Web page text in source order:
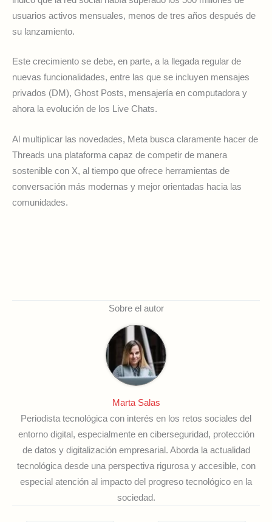
usuarios activos mensuales, menos de tres años después de
su lanzamiento.
Este crecimiento se debe, en parte, a la llegada regular de
nuevas funcionalidades, entre las que se incluyen mensajes
privados (DM), Ghost Posts, mensajería en computadora y
ahora la evolución de los Live Chats.
Al multiplicar las novedades, Meta busca claramente hacer de
Threads una plataforma capaz de competir de manera
sostenible con X, al tiempo que ofrece herramientas de
conversación más modernas y mejor orientadas hacia las
comunidades.
Sobre el autor
Marta Salas
Periodista tecnológica con interés en los retos sociales del
entorno digital, especialmente en ciberseguridad, protección
de datos y digitalización empresarial. Aborda la actualidad
tecnológica desde una perspectiva rigurosa y accesible, con
especial atención al impacto del progreso tecnológico en la
sociedad.